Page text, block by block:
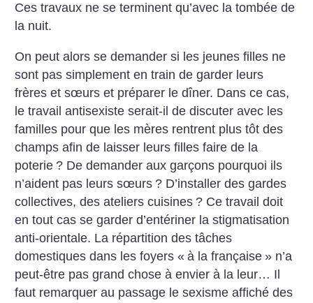
Ces travaux ne se terminent qu’avec la tombée de
la nuit.
On peut alors se demander si les jeunes filles ne
sont pas simplement en train de garder leurs
frères et sœurs et préparer le dîner. Dans ce cas,
le travail antisexiste serait-il de discuter avec les
familles pour que les mères rentrent plus tôt des
champs afin de laisser leurs filles faire de la
poterie ? De demander aux garçons pourquoi ils
n’aident pas leurs sœurs ? D’installer des gardes
collectives, des ateliers cuisines ? Ce travail doit
en tout cas se garder d’entériner la stigmatisation
anti-orientale. La répartition des tâches
domestiques dans les foyers « à la française » n’a
peut-être pas grand chose à envier à la leur… Il
faut remarquer au passage le sexisme affiché des